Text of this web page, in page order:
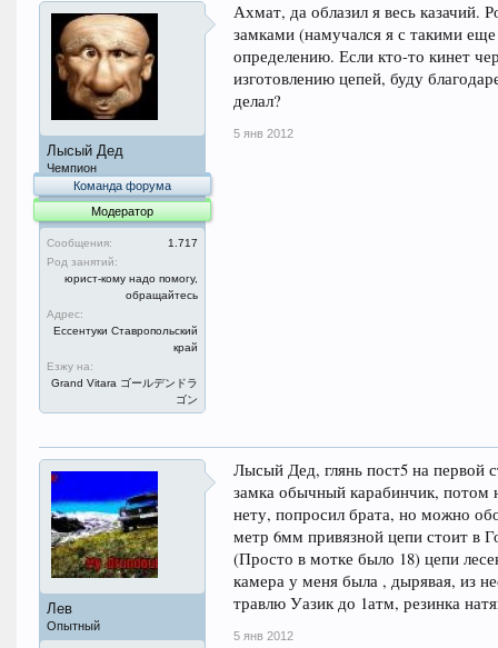
Лысый Дед
Чемпион
Команда форума
Модератор
Сообщения:
1.717
Род занятий:
юрист-кому надо помогу,
обращайтесь
Адрес:
Ессентуки Ставропольский
край
Езжу на:
Grand Vitara ゴールデンドラ
ゴン
Ахмат, да облазил я весь казачий.
замками (намучался я с такими
определению. Если кто-то кинет
изготовлению цепей, буду
делал?
5 янв 2012
Лев
Опытный
Лысый Дед, глянь пост5 на первой
замка обычный карабинчик, потом
нету, попросил брата, но можно
метр 6мм привязной цепи стоит в
(Просто в мотке было 18) цепи
камера у меня была , дырявая, из
травлю Уазик до 1атм, резинка
5 янв 2012